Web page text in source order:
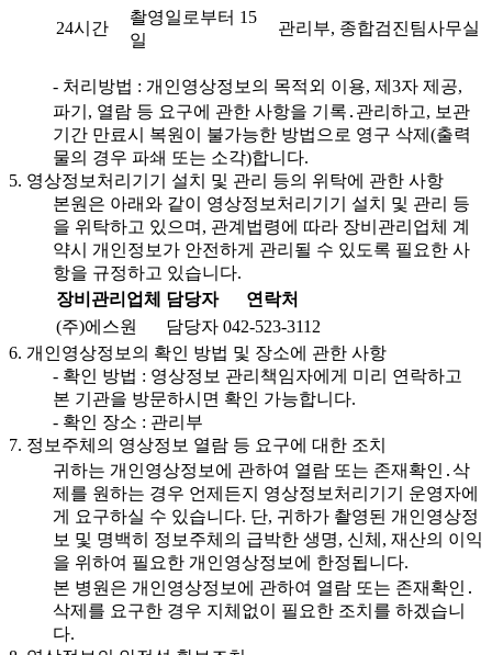
24시간
촬영일로부터 15
일
관리부, 종합검진팀사무실
- 처리방법 : 개인영상정보의 목적외 이용, 제3자 제공,
파기, 열람 등 요구에 관한 사항을 기록․관리하고, 보관
기간 만료시 복원이 불가능한 방법으로 영구 삭제(출력
물의 경우 파쇄 또는 소각)합니다.
5. 영상정보처리기기 설치 및 관리 등의 위탁에 관한 사항
본원은 아래와 같이 영상정보처리기기 설치 및 관리 등
을 위탁하고 있으며, 관계법령에 따라 장비관리업체 계
약시 개인정보가 안전하게 관리될 수 있도록 필요한 사
항을 규정하고 있습니다.
장비관리업체
담당자
연락처
(주)에스원
담당자 042-523-3112
6. 개인영상정보의 확인 방법 및 장소에 관한 사항
- 확인 방법 : 영상정보 관리책임자에게 미리 연락하고
본 기관을 방문하시면 확인 가능합니다.
- 확인 장소 : 관리부
7. 정보주체의 영상정보 열람 등 요구에 대한 조치
귀하는 개인영상정보에 관하여 열람 또는 존재확인․삭
제를 원하는 경우 언제든지 영상정보처리기기 운영자에
게 요구하실 수 있습니다. 단, 귀하가 촬영된 개인영상정
보 및 명백히 정보주체의 급박한 생명, 신체, 재산의 이익
을 위하여 필요한 개인영상정보에 한정됩니다.
본 병원은 개인영상정보에 관하여 열람 또는 존재확인․
삭제를 요구한 경우 지체없이 필요한 조치를 하겠습니
다.